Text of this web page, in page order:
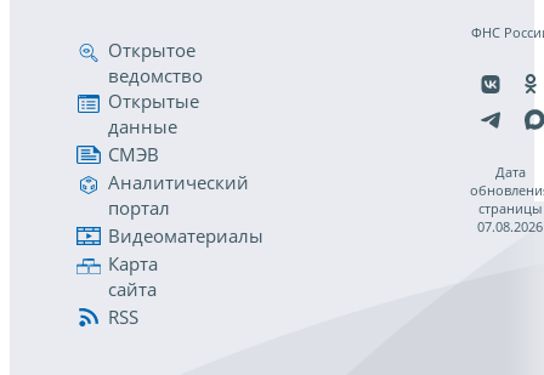
Открытое
ведомство
Открытые
данные
СМЭВ
Аналитический
портал
Видеоматериалы
Карта
сайта
RSS
ФНС
Дата
страницы
07.08.2026